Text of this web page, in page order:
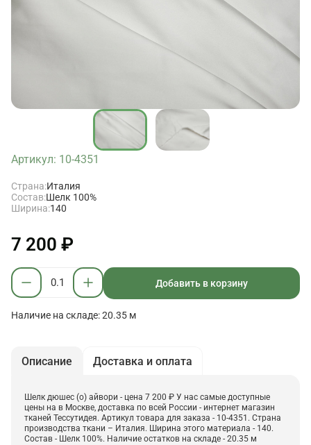
Артикул: 10-4351
Страна:Италия
Состав:Шелк 100%
Ширина:140
7 200 ₽
Добавить в корзину
Наличие на складе: 20.35 м
Описание Доставка и оплата
Шелк дюшес (о) айвори - цена 7 200 ₽ У нас самые доступные
цены на в Москве, доставка по всей России - интернет магазин
тканей Тессутидея. Артикул товара для заказа - 10-4351. Страна
производства ткани – Италия. Ширина этого материала - 140.
Состав - Шелк 100%. Наличие остатков на складе - 20.35 м